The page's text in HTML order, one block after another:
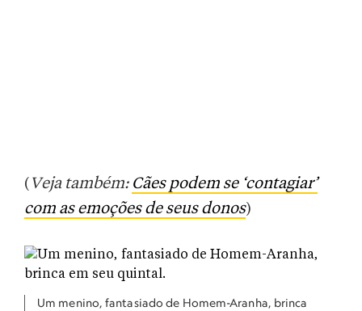
( Veja também: Cães podem se ‘contagiar’
com as emoções de seus donos)
Um menino, fantasiado de Homem-Aranha, brinca